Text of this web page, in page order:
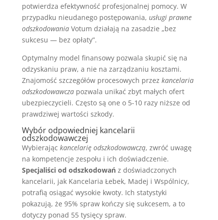
potwierdza efektywność profesjonalnej pomocy. W
przypadku nieudanego postępowania, usługi prawne
odszkodowaniaVotum działają na zasadzie „bez
sukcesu — bez opłaty”.
Optymalny model finansowy pozwala skupić się na
odzyskaniu praw, a nie na zarządzaniu kosztami.
Znajomość szczegółów procesowych przez kancelaria
odszkodowawczapozwala unikać zbyt małych ofert
ubezpieczycieli. Często są one o 5-10 razy niższe od
prawdziwej wartości szkody.
Wybór odpowiedniej kancelarii
odszkodowawczej
Wybierając kancelarię odszkodowawczą, zwróć uwagę
na kompetencje zespołu i ich doświadczenie.
Specjaliści od odszkodowańz doświadczonych
kancelarii, jak Kancelaria Łebek, Madej i Wspólnicy,
potrafią osiągać wysokie kwoty. Ich statystyki
pokazują, że 95% spraw kończy się sukcesem, a to
dotyczy ponad 55 tysięcy spraw.